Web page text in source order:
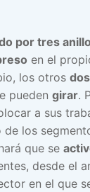
por tres
en el
los otros
pueden girar.
a sus
de los
que se
desde el
en el que